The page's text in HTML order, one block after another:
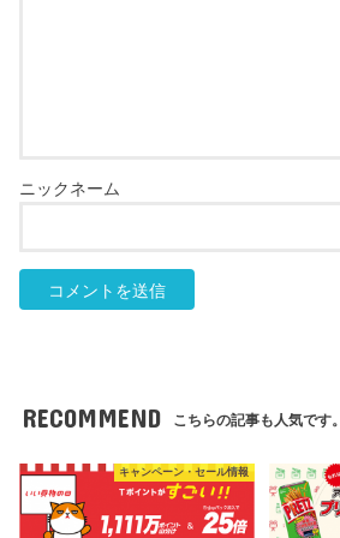
RECOMMEND こちらの記事も人気です。
キャンペーン・セール情報